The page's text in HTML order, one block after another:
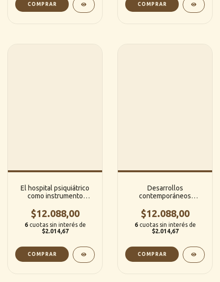
El hospital psiquiátrico
como instrumento
Gralnick
$12.088,00
6 cuotas sin interés de
$2.014,67
Desarrollos
contemporáneos
-Morris N. Eagle
$12.088,00
6 cuotas sin interés de
$2.014,67